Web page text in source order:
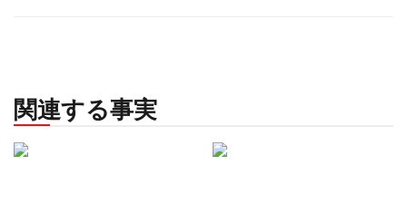
関連する事実